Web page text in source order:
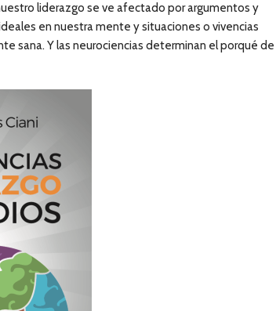
liderazgo se ve afectado por argumentos y
en nuestra mente y situaciones o vivencias
sana. Y las neurociencias determinan el porqué de